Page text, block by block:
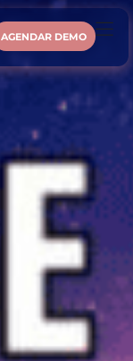
AGENDAR DEMO